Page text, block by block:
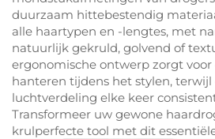
duurzaam hittebestendig
alle haartypen en -lengtes, met
natuurlijk gekruld, golvend of
ergonomische ontwerp zorgt
hanteren tijdens het stylen, terwijl
luchtverdeling elke keer
Transformeer uw gewone
krulperfecte tool met dit